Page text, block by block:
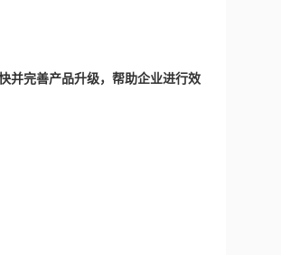
并完善产品升级，帮助企业进行效